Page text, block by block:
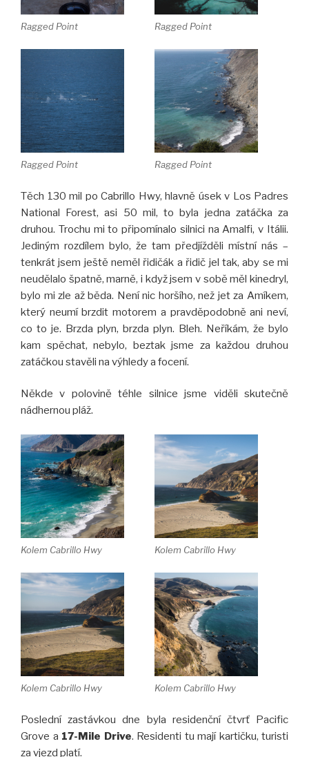
Ragged Point Ragged Point
Ragged Point Ragged Point
Těch 130 mil po Cabrillo Hwy, hlavně úsek v Los Padres
National Forest, asi 50 mil, to byla jedna zatáčka za
druhou. Trochu mi to připomínalo silnici na Amalfi, v Itálii.
Jediným rozdílem bylo, že tam předjížděli místní nás –
tenkrát jsem ještě neměl řidičák a řidič jel tak, aby se mi
neudělalo špatně, marně, i když jsem v sobě měl kinedryl,
bylo mi zle až běda. Není nic horšího, než jet za Amíkem,
který neumí brzdit motorem a pravděpodobně ani neví,
co to je. Brzda plyn, brzda plyn. Bleh. Neříkám, že bylo
kam spěchat, nebylo, beztak jsme za každou druhou
zatáčkou stavěli na výhledy a focení.
Někde v polovině téhle silnice jsme viděli skutečně
nádhernou pláž.
Kolem Cabrillo Hwy Kolem Cabrillo Hwy
Kolem Cabrillo Hwy Kolem Cabrillo Hwy
Poslední zastávkou dne byla residenční čtvrť Pacific
Grove a 17-Mile Drive. Residenti tu mají kartičku, turisti
za vjezd platí.